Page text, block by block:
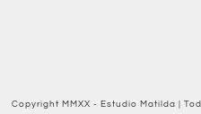
Copyright MMXX - Estudio Matilda |